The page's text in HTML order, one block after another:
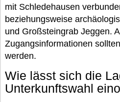
mit Schledehausen
beziehungsweise
und Großsteingrab Jeggen.
Zugangsinformationen
werden.
Wie lässt sich die
Unterkunftswahl